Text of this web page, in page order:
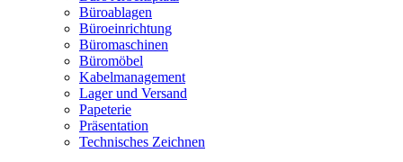
Büroablagen
Büroeinrichtung
Büromaschinen
Büromöbel
Kabelmanagement
Lager und Versand
Papeterie
Präsentation
Technisches Zeichnen